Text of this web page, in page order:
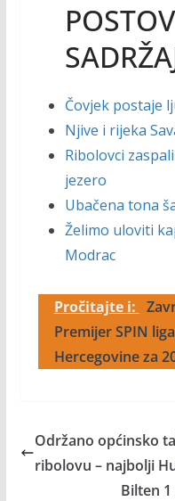
Čovjek postaje
Njive i rijeka
Ribolovci
jezero
Ubačena tona
Želimo uloviti
Modrac
Pročitajte i:
Premijer SPIN
Hercegovine za
Održano općinsko
ribolovu – najbolji
Bilten 1